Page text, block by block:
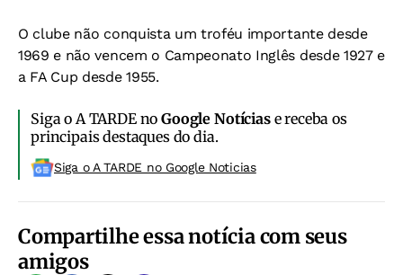
O clube não conquista um troféu importante desde
1969 e não vencem o Campeonato Inglês desde 1927 e
a FA Cup desde 1955.
Siga o A TARDE noGoogle Notíciase receba os
principais destaques do dia.
Siga o A TARDE no Google Noticias
Compartilhe essa notícia com seus
amigos